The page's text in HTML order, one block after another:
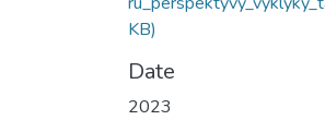
KB)
Date
2023